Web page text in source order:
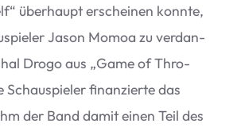
über­haupt erschei­nen konnte,
Jason Momoa zu ver­dan­
Drogo aus „Game of Thro­
Schau­spie­ler finan­zierte das
der Band damit einen Teil des